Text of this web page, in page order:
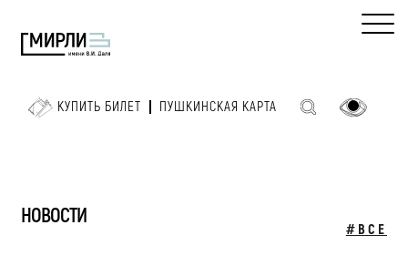
КУПИТЬ БИЛЕТ ПУШКИНСКАЯ КАРТА
НОВОСТИ
#ВСЕ